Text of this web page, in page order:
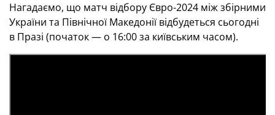
Нагадаємо, що матч відбору Євро-2024 між збірними
України та Північної Македонії відбудеться сьогодні
в Празі (початок — о 16:00 за київським часом).